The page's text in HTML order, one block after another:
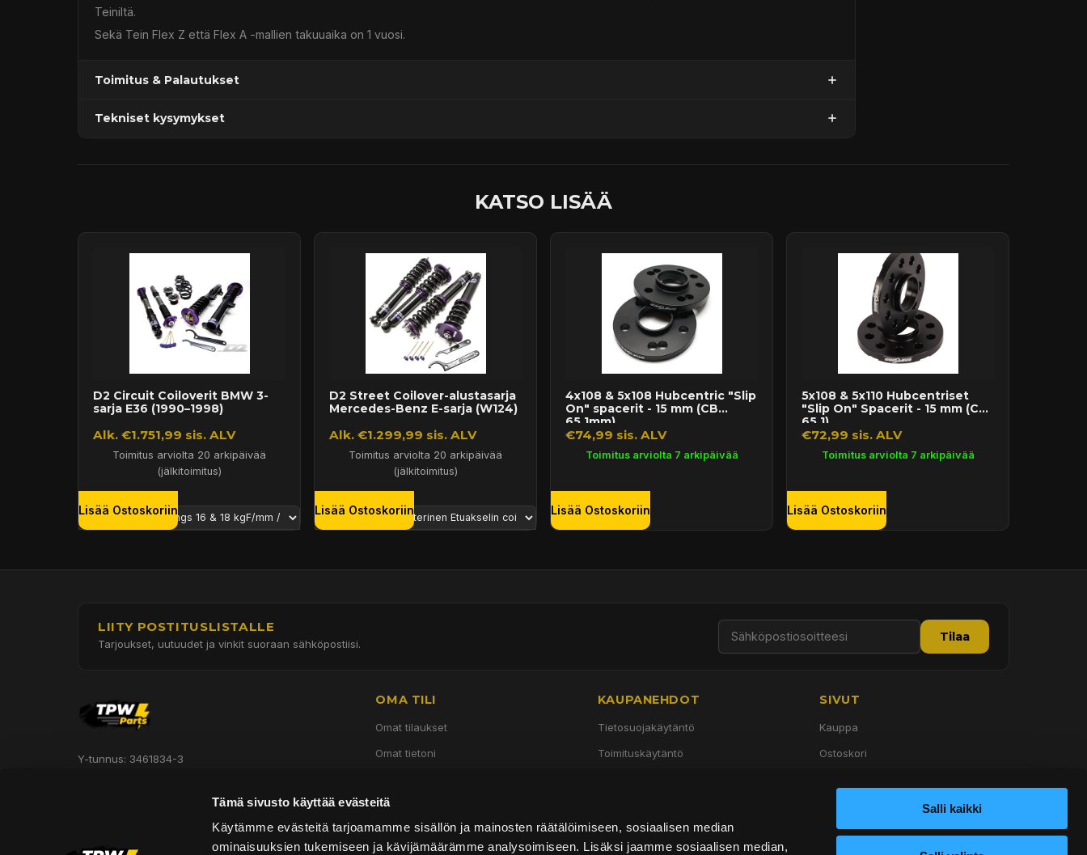
Tämä sivusto käyttää evästeitä
Käytämme evästeitä tarjoamamme sisällön ja mainosten räätälöimiseen, sosiaalisen median
ominaisuuksien tukemiseen ja kävijämäärämme analysoimiseen. Lisäksi jaamme sosiaalisen median,
Salli kaikki
Teiniltä.
Sekä Tein Flex Z että Flex A -mallien takuuaika on 1 vuosi.
Toimitus & Palautukset
Tekniset kysymykset
KATSO LISÄÄ
D2 Circuit Coiloverit BMW 3-
sarja E36 (1990–1998)
Alk. €1.751,99 sis. ALV
Toimitus arviolta 20 arkipäivää
(jälkitoimitus)
Lisää Ostoskoriin
D2 Street Coilover-alustasarja
Mercedes-Benz E-sarja (W124)
Alk. €1.299,99 sis. ALV
Toimitus arviolta 20 arkipäivää
(jälkitoimitus)
Lisää Ostoskoriin
4x108 & 5x108 Hubcentric "Slip
On" spacerit - 15 mm (CB
65,1mm)
€74,99 sis. ALV
Toimitus arviolta 7 arkipäivää
Lisää Ostoskoriin
5x108 & 5x110 Hubcentriset
"Slip On" Spacerit - 15 mm (CB
65.1)
€72,99 sis. ALV
Toimitus arviolta 7 arkipäivää
Lisää Ostoskoriin
LIITY POSTITUSLISTALLE
Tarjoukset, uutuudet ja vinkit suoraan sähköpostiisi.
Tilaa
Y-tunnus: 3461834-3
OMA TILI
Omat tilaukset
Omat tietoni
KAUPANEHDOT
Tietosuojakäytäntö
Toimituskäytäntö
SIVUT
Kauppa
Ostoskori
Yhteystiedot